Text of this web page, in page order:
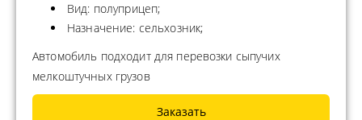
Вид: полуприцеп;
Назначение: сельхозник;
Автомобиль подходит для перевозки сыпучих
мелкоштучных грузов
Заказать